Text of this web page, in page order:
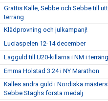
Grattis Kalle, Sebbe och Sebbe till
terräng
Klädprovning och julkampanj!
Luciaspelen 12-14 december
Lagguld till U20-killarna i NM i terräng
Emma Holstad 3:24 i NY Marathon
Kalles andra guld i Nordiska
Sebbe Staghs första medalj